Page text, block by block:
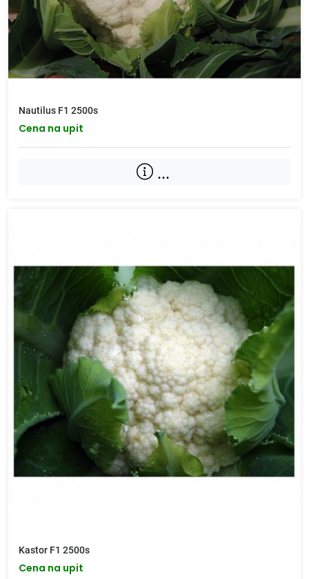
Nautilus F1 2500s
Cena na upit
...
Kastor F1 2500s
Cena na upit